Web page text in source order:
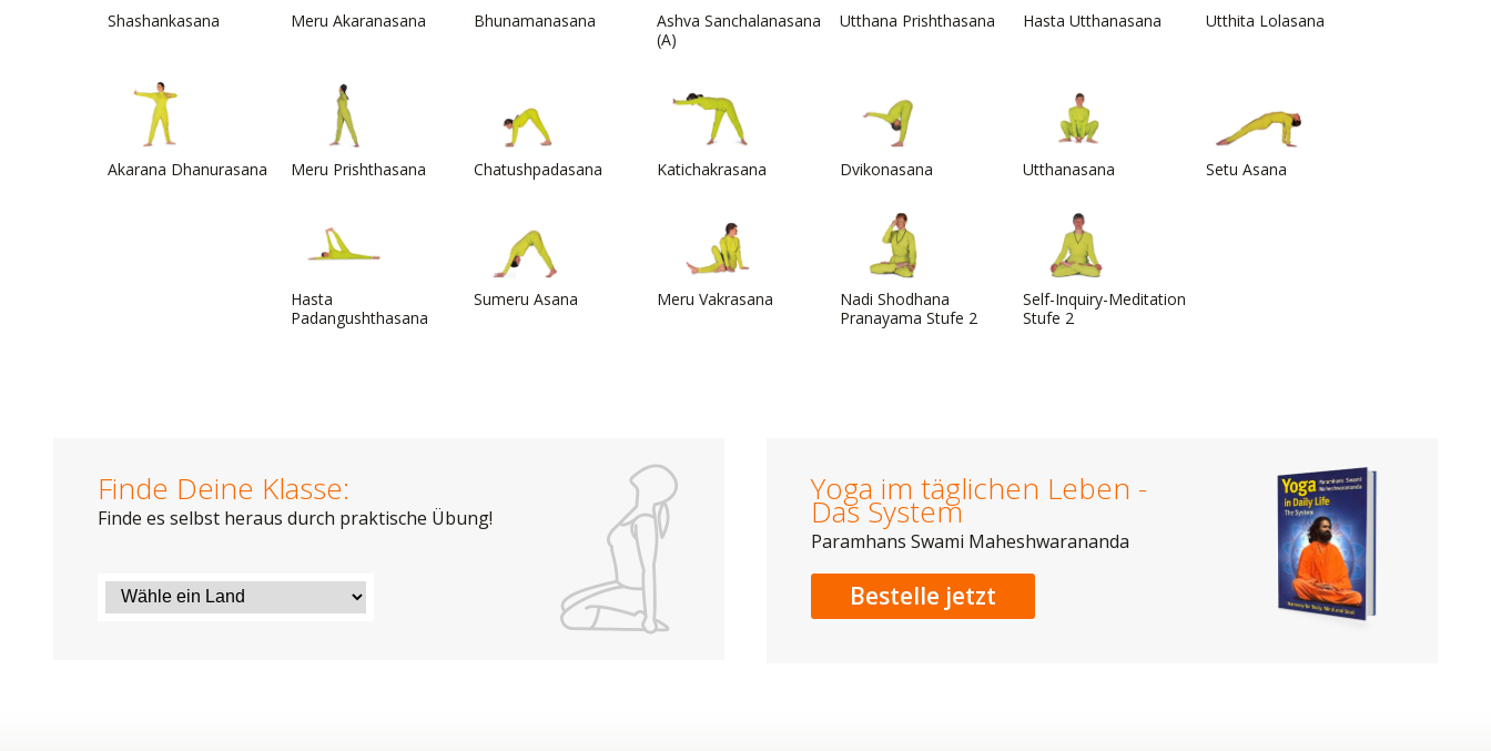
Shashankasana Meru Akaranasana Bhunamanasana
Ashva Sanchalanasana
(A)
Utthana Prishthasana Hasta Utthanasana Utthita Lolasana
Akarana Dhanurasana Meru Prishthasana Chatushpadasana Katichakrasana Dvikonasana Utthanasana Setu Asana
Hasta
Padangushthasana
Sumeru Asana Meru Vakrasana
Nadi Shodhana
Pranayama Stufe 2
Self-Inquiry-Meditation
Stufe 2
Finde Deine Klasse:
Finde es selbst heraus durch praktische Übung!
Yoga im täglichen Leben -
Das System
Paramhans Swami Maheshwarananda
Bestelle jetzt